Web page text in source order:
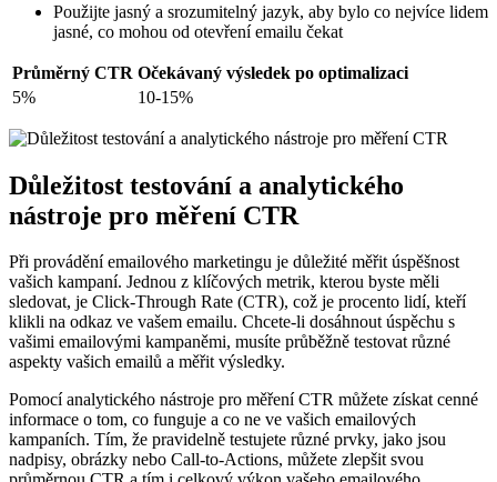
Použijte jasný a srozumitelný jazyk, aby bylo co nejvíce lidem
jasné, co mohou od otevření emailu čekat
Průměrný CTR Očekávaný výsledek po optimalizaci
5%
10-15%
Důležitost testování a analytického
nástroje pro měření CTR
Při provádění emailového marketingu je důležité měřit úspěšnost
vašich kampaní. Jednou z klíčových metrik, kterou byste měli
sledovat, je Click-Through Rate (CTR), což je procento lidí, kteří
klikli na odkaz ve vašem emailu. Chcete-li dosáhnout úspěchu s
vašimi emailovými kampaněmi, musíte průběžně testovat různé
aspekty vašich emailů a měřit výsledky.
Pomocí analytického nástroje pro měření CTR můžete získat cenné
informace o tom, co funguje a co ne ve vašich emailových
kampaních. Tím, že pravidelně testujete různé prvky, jako jsou
nadpisy, obrázky nebo Call-to-Actions, můžete zlepšit svou